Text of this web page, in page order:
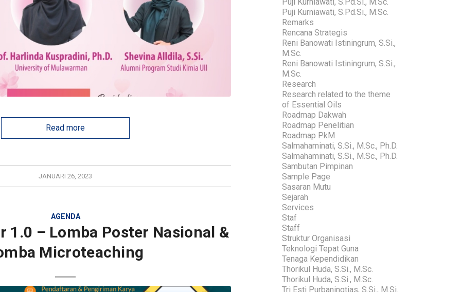
Read more
JANUARI 26, 2023
AGENDA
1.0 – Lomba Poster Nasional &
Microteaching
Puji Kurniawati, S.Pd.Si., M.Sc.
Remarks
Rencana Strategis
Reni Banowati Istiningrum, S.Si.,
M.Sc.
Reni Banowati Istiningrum, S.Si.,
M.Sc.
Research
Research related to the theme
of Essential Oils
Roadmap Dakwah
Roadmap Penelitian
Roadmap PkM
Salmahaminati, S.Si., M.Sc., Ph.D.
Salmahaminati, S.Si., M.Sc., Ph.D.
Sambutan Pimpinan
Sample Page
Sasaran Mutu
Sejarah
Services
Staf
Staff
Struktur Organisasi
Teknologi Tepat Guna
Tenaga Kependidikan
Thorikul Huda, S.Si., M.Sc.
Thorikul Huda, S.Si., M.Sc.
Tri Esti Purbaningtias, S.Si., M.Si.